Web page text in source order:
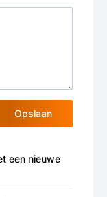
Opslaan
een nieuwe